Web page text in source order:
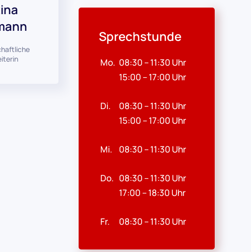
Sprechstunde
Mo. 08:30 – 11:30 Uhr
15:00 – 17:00 Uhr
Di.
08:30 – 11:30 Uhr
15:00 – 17:00 Uhr
Mi. 08:30 – 11:30 Uhr
Do. 08:30 – 11:30 Uhr
17:00 – 18:30 Uhr
Fr. 08:30 – 11:30 Uhr